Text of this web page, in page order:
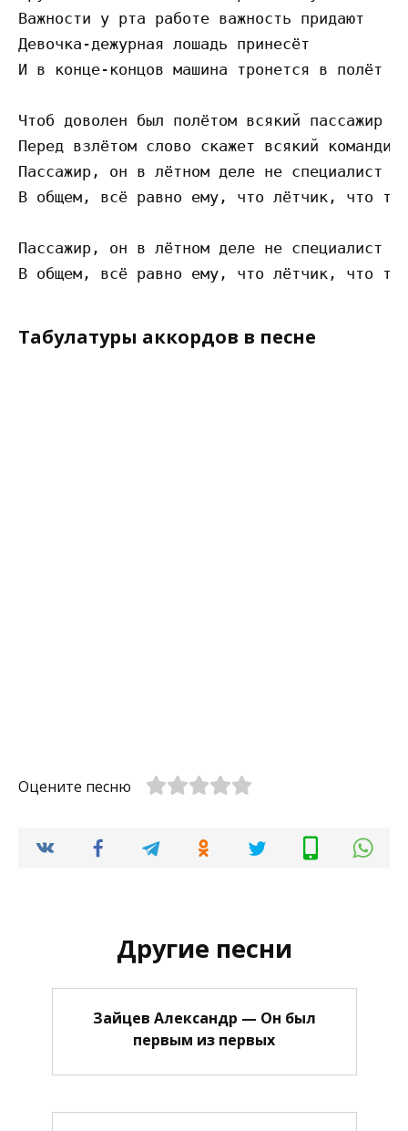
Важности у рта работе важность придают
Девочка-дежурная лошадь принесёт
И в конце-концов машина тронется в полёт
Чтоб доволен был полётом всякий пассажир
Перед взлётом слово скажет всякий командир
Пассажир, он в лётном деле не специалист
В общем, всё равно ему, что лётчик, что
Пассажир, он в лётном деле не специалист
Табулатуры аккордов в песне
Оцените песню
Другие песни
Зайцев Александр — Он был
первым из первых